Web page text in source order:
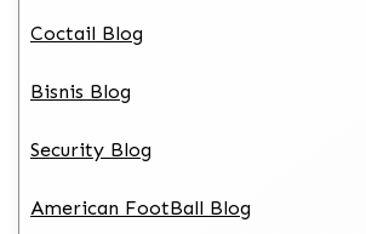
Coctail Blog
Bisnis Blog
Security Blog
American FootBall Blog